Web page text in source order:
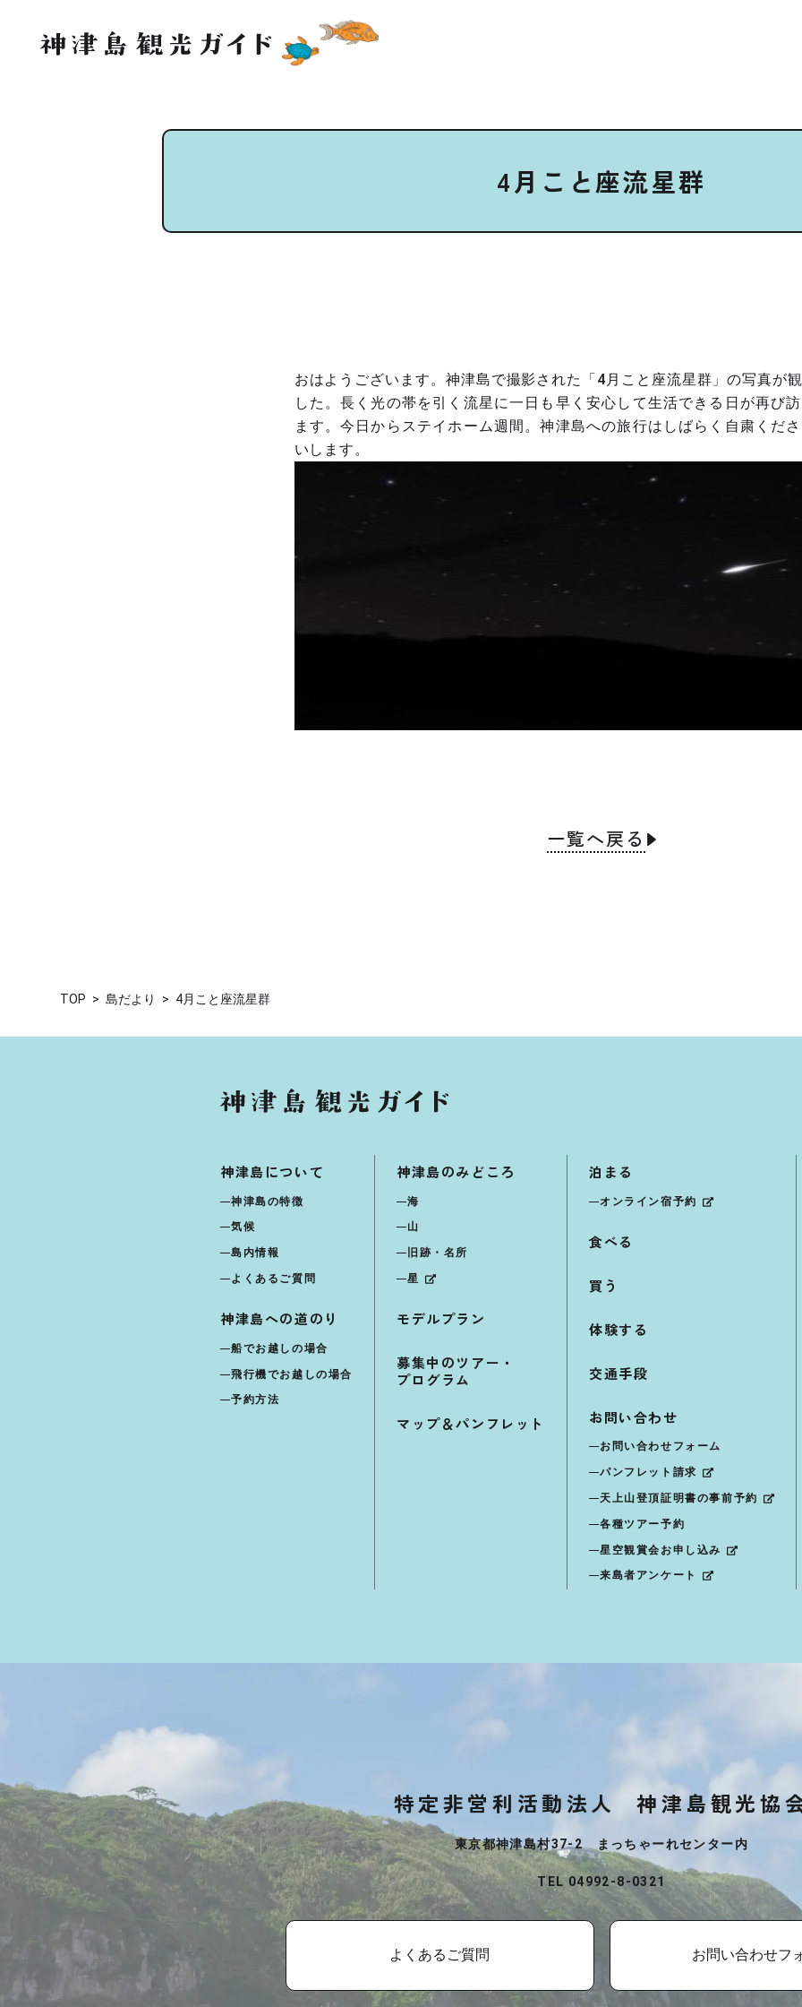
4月こと座流星群
おはようございます。神津島で撮影された「4月こと座流星群」の写真が
した。長く光の帯を引く流星に一日も早く安心して生活できる日が再び
ます。今日からステイホーム週間。神津島への旅行はしばらく自粛くだ
いします。
一覧へ戻る
TOP 島だより 4月こと座流星群
神津島について
神津島の特徴
気候
島内情報
よくあるご質問
神津島への道のり
船でお越しの場合
飛行機でお越しの場合
予約方法
神津島のみどころ
海
山
旧跡・名所
星
モデルプラン
募集中のツアー・
プログラム
マップ＆パンフレット
泊まる
オンライン宿予約
食べる
買う
体験する
交通手段
お問い合わせ
お問い合わせフォーム
パンフレット請求
天上山登頂証明書の事前予約
各種ツアー予約
星空観賞会お申し込み
来島者アンケート
特定非営利活動法人 神津島観光協
東京都神津島村37-2 まっちゃーれセンター内
TEL 04992-8-0321
よくあるご質問 お問い合わせフ